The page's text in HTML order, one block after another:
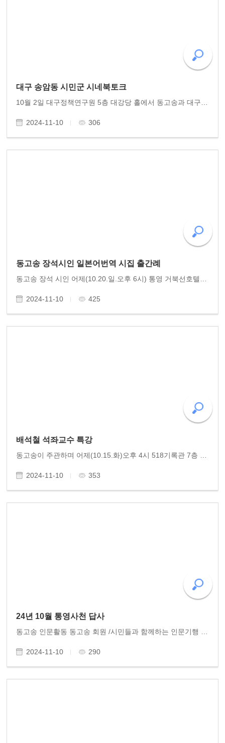
대구 송암동 시민군 시네북토크
10월 2일 대구정책연구원 5층 대강당 홀에서 동고송과 대구 시민단체들이 주관한 시네북토크 행사가 열렸습니다. 대구에 거주하는 김현근 이사와 안동의 허경도 이사의 수고가 컸습니다. 행사를 잘 치렀습니다. 서울 이규 부이사장님 광주 10여 이사들이 함께 참석했습..
2024-11-10 306
동고송 장석시인 일본어번역 시집 출간례
동고송 장석 시인 어제(10.20.일.오후 6시) 통영 거북선호텔에서 동고송 이사 장석 시인의 일본어시집 출간예식이 있었습니다. 의 주제로 일본인 독자와 귀빈들이 많이 참석했습니다. 시종 진지하면서 유쾌한 장석 시인의 시세계 감상과 토크가 이어졌지요. 동고송 유용..
2024-11-10 425
배석철 석좌교수 특강
동고송이 주관하며 어제(10.15.화)오후 4시 518기록관 7층 대강당에서 충북대 석좌교수 배석철 교수의 강연회를 개최했습니다. 배석철 교수는 암치료를 위한 30년의 도전, '암! 왜 걸릴까요? 아미나엑스로 풀어보는 암의 원리와 처방'의 주제로 2시간 열강을 했습니다. ..
2024-11-10 353
24년 10월 통영사천 답사
동고송 인문활동 동고송 회원 /시민들과 함께하는 인문기행 '사천 통영 답사' (10.10~11) 잘 다녀왔습니다. 한산도의 푸른 바다 이순신의 삼도수군통제사 사령부가 있던 제승당을 들러 수루에 섰습니다. 그 옛날 이곳에 홀로 앉아 깊은 시름 하던 충무공의 충정이 바다바람..
2024-11-10 290